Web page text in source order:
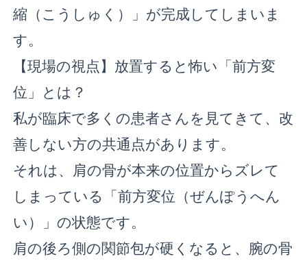
縮（こうしゅく）」が完成してしまいま
す。
【現場の視点】放置すると怖い「前方変
位」とは？
私が臨床で多くの患者さんを見てきて、改
善しない方の共通点があります。
それは、肩の骨が本来の位置からズレて
しまっている「前方変位（ぜんぽうへん
い）」の状態です。
肩の後ろ側の関節包が硬くなると、腕の骨